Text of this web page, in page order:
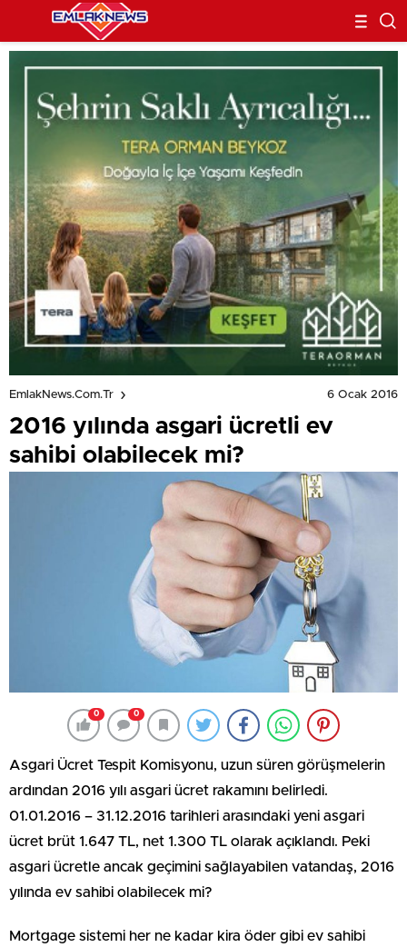
EmlakNews.com.tr 6 Ocak 2016
2016 yılında asgari ücretli ev
sahibi olabilecek mi?
0 0
Asgari Ücret Tespit Komisyonu, uzun süren görüşmelerin
ardından 2016 yılı asgari ücret rakamını belirledi.
01.01.2016 – 31.12.2016 tarihleri arasındaki yeni asgari
ücret brüt 1.647 TL, net 1.300 TL olarak açıklandı. Peki
asgari ücretle ancak geçimini sağlayabilen vatandaş, 2016
yılında ev sahibi olabilecek mi?
Mortgage sistemi her ne kadar kira öder gibi ev sahibi